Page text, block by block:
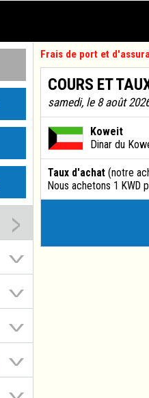
Frais de port et
COURS ET
samedi, le 8 août
Koweit
Dinar du
Taux d'achat (notre
Nous achetons 1 KWD